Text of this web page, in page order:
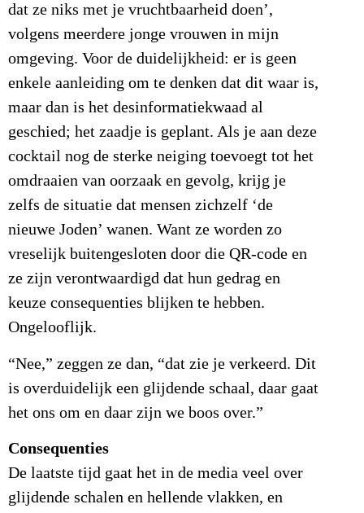
dat ze niks met je vruchtbaarheid doen’,
volgens meerdere jonge vrouwen in mijn
omgeving. Voor de duidelijkheid: er is geen
enkele aanleiding om te denken dat dit waar is,
maar dan is het desinformatiekwaad al
geschied; het zaadje is geplant. Als je aan deze
cocktail nog de sterke neiging toevoegt tot het
omdraaien van oorzaak en gevolg, krijg je
zelfs de situatie dat mensen zichzelf ‘de
nieuwe Joden’ wanen. Want ze worden zo
vreselijk buitengesloten door die QR-code en
ze zijn verontwaardigd dat hun gedrag en
keuze consequenties blijken te hebben.
Ongelooflijk.
“Nee,” zeggen ze dan, “dat zie je verkeerd. Dit
is overduidelijk een glijdende schaal, daar gaat
het ons om en daar zijn we boos over.”
Consequenties
De laatste tijd gaat het in de media veel over
glijdende schalen en hellende vlakken, en